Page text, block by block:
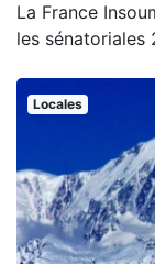
La France
les sénatoriales
Locales